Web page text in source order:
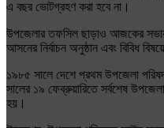
এ বছর ভোটগ্রহণ করা হবে না।
উপজেলার তফসিল ছাড়াও আজকের সভায়
আসনের নির্বাচন অনুষ্ঠান এবং বিবিধ
১৯৮৫ সালে দেশে প্রথম উপজেলা
সালের ১৯ ফেব্রুয়ারিতে সর্বশেষ
হয়।